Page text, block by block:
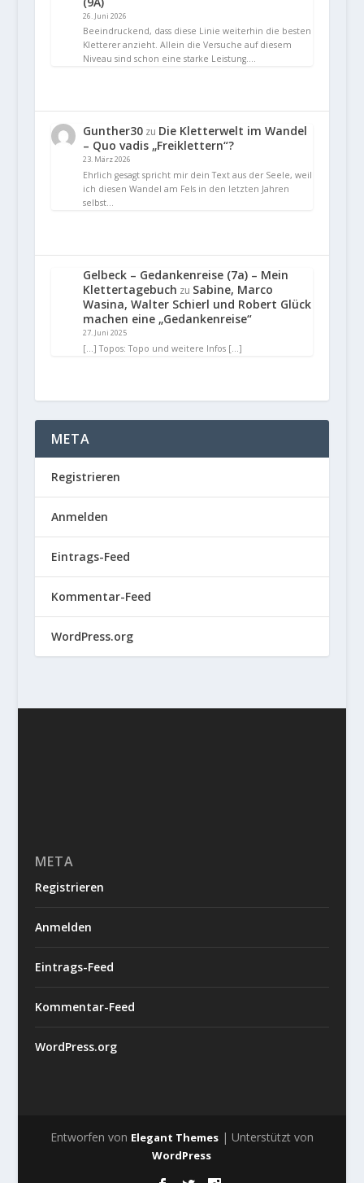
26. Juni 2026
Beeindruckend, dass diese Linie weiterhin die besten
Kletterer anzieht. Allein die Versuche auf diesem
Niveau sind schon eine starke Leistung.…
Gunther30zu Die Kletterwelt im Wandel
– Quo vadis „Freiklettern“?
23. März 2026
Ehrlich gesagt spricht mir dein Text aus der Seele, weil
ich diesen Wandel am Fels in den letzten Jahren
selbst…
Gelbeck – Gedankenreise (7a) – Mein
Klettertagebuch zu Sabine, Marco
Wasina, Walter Schierl und Robert Glück
machen eine „Gedankenreise“
27. Juni 2025
[…] Topos: Topo und weitere Infos […]
META
Registrieren
Anmelden
Eintrags-Feed
Kommentar-Feed
WordPress.org
META
Registrieren
Anmelden
Eintrags-Feed
Kommentar-Feed
WordPress.org
Entworfen von Elegant Themes| Unterstützt von
WordPress